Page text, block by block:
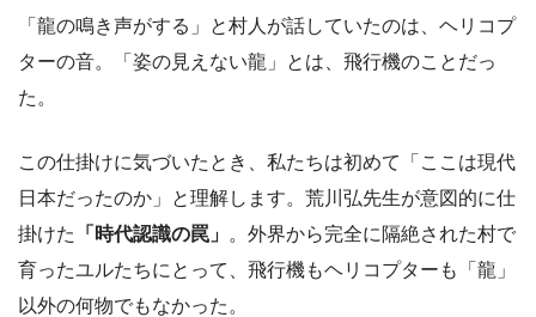
「龍の鳴き声がする」と村人が話していたのは、ヘリコプ
ターの音。「姿の見えない龍」とは、飛行機のことだっ
た。
この仕掛けに気づいたとき、私たちは初めて「ここは現代
日本だったのか」と理解します。荒川弘先生が意図的に仕
掛けた
「時代認識の罠」 。外界から完全に隔絶された村で
育ったユルたちにとって、飛行機もヘリコプターも「龍」
以外の何物でもなかった。